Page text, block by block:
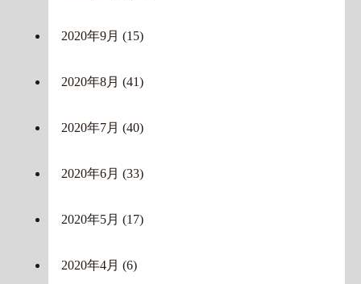
2020年9月 (15)
2020年8月 (41)
2020年7月 (40)
2020年6月 (33)
2020年5月 (17)
2020年4月 (6)